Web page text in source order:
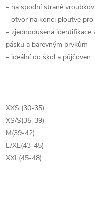
– na spodní straně
– otvor na konci ploutve pro
– zjednodušená
pásku a barevným prvkům
– ideální do škol a půjčoven
XXS (30-35)
XS/S(35-39)
M(39-42)
L/XL(43-45)
XXL(45-48)